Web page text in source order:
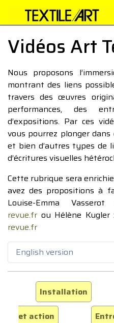
Vidéos Art
Nous proposons
montrant des liens
travers des œuvres
performances, des
d’expositions. Par ces
vous pourrez plonger
et bien d’autres types de
d’écritures visuelles
Cette rubrique sera
avez des propositions à
Louise-Emma
revue.fr ou Hélène Kugler :
revue.fr
English version
Installation
et action